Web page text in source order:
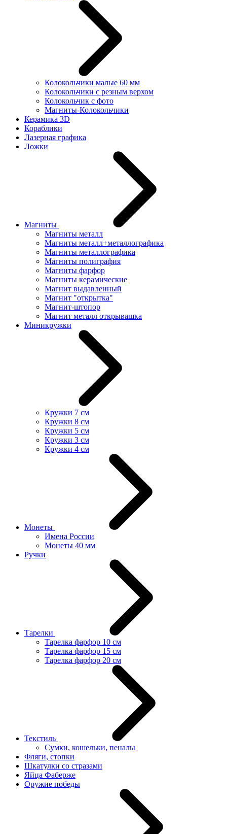
Колокольчики малые 60 мм
Колокольчики с резным верхом
Колокольчик с фото
Магниты-Колокольчики
Керамика 3D
Кораблики
Лазерная графика
Ложки
Магниты
Магниты металл
Магниты металл+металлографика
Магниты металлографика
Магниты полиграфия
Магниты фарфор
Магниты керамические
Магнит выдавленный
Магнит "открытка"
Магнит-штопор
Магнит металл открывашка
Миникружки
Кружки 7 см
Кружки 8 см
Кружки 5 см
Кружки 3 см
Кружки 4 см
Монеты
Имена России
Монеты 40 мм
Ручки
Тарелки
Тарелка фарфор 10 см
Тарелка фарфор 15 см
Тарелка фарфор 20 см
Текстиль
Сумки, кошельки, пеналы
Фляги, стопки
Шкатулки со стразами
Яйца Фаберже
Оружие победы